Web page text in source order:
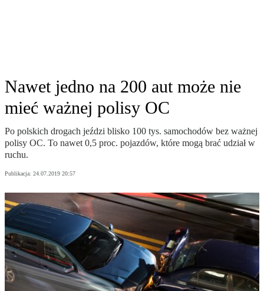
Nawet jedno na 200 aut może nie
mieć ważnej polisy OC
Po polskich drogach jeździ blisko 100 tys. samochodów bez ważnej
polisy OC. To nawet 0,5 proc. pojazdów, które mogą brać udział w
ruchu.
Publikacja: 24.07.2019 20:57